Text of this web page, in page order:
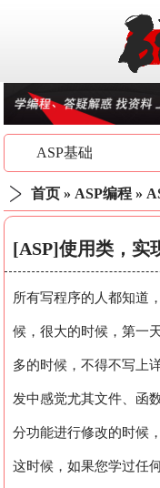
ASP基础
首页 » ASP编程 »
[ASP]使用类，实
所有写程序的人都知道
候，很大的时候，第一
多的时候，不得不写上
发中感觉尤其文件、函
分功能进行修改的时候
这时候，如果您学过任